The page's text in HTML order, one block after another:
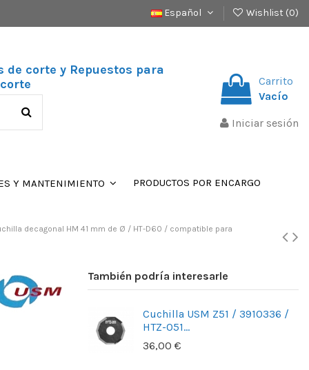
Español Wishlist (0)
corte y Repuestos para
Carrito
Vacío
Iniciar sesión
Y MANTENIMIENTO PRODUCTOS POR ENCARGO
decagonal HM 41 mm de Ø / HT-D60 / compatible para
También podría interesarle
Cuchilla USM Z51 / 3910336 /
HTZ-051...
36,00 €